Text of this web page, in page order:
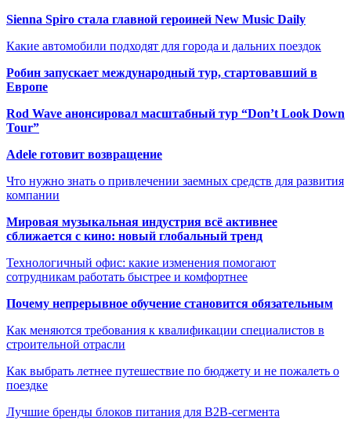
Sienna Spiro стала главной героиней New Music Daily
Какие автомобили подходят для города и дальних поездок
Робин запускает международный тур, стартовавший в
Европе
Rod Wave анонсировал масштабный тур “Don’t Look Down
Tour”
Adele готовит возвращение
Что нужно знать о привлечении заемных средств для развития
компании
Мировая музыкальная индустрия всё активнее
сближается с кино: новый глобальный тренд
Технологичный офис: какие изменения помогают
сотрудникам работать быстрее и комфортнее
Почему непрерывное обучение становится обязательным
Как меняются требования к квалификации специалистов в
строительной отрасли
Как выбрать летнее путешествие по бюджету и не пожалеть о
поездке
Лучшие бренды блоков питания для B2B-сегмента